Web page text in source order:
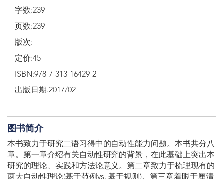
字数:239
页数:239
版次:
定价:45
ISBN:978-7-313-16429-2
出版日期:2017/02
图书简介
本书致力于研究二语习得中的自动性能力问题。本书共分八
章。第一章介绍有关自动性研究的背景，在此基础上突出本
研究的理论、实践和方法论意义。第二章致力于梳理现有的
两大自动性理论(基于范例vs. 基于规则)。第三章着眼于厘清